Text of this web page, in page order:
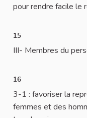
pour rendre facile le
15
III- Membres du
16
3-1 : favoriser la
femmes et des